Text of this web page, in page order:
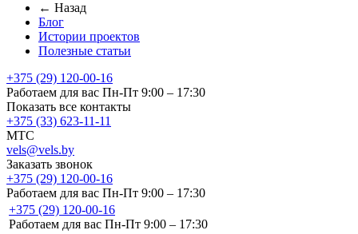
← Назад
Блог
Истории проектов
Полезные статьи
+375 (29) 120-00-16
Работаем для вас Пн-Пт 9:00 – 17:30
Показать все контакты
+375 (33) 623-11-11
MTC
vels@vels.by
Заказать звонок
+375 (29) 120-00-16
Работаем для вас Пн-Пт 9:00 – 17:30
+375 (29) 120-00-16
Работаем для вас Пн-Пт 9:00 – 17:30